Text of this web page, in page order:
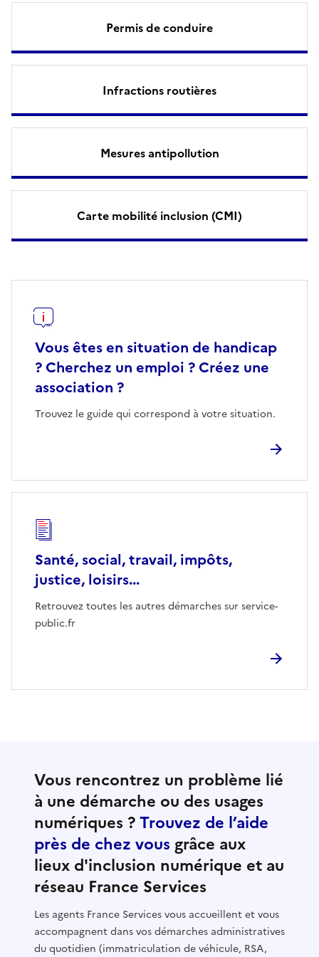
Permis de conduire
Infractions routières
Mesures antipollution
Carte mobilité inclusion (CMI)
Vous êtes en situation de handicap
? Cherchez un emploi ? Créez une
association ?
Trouvez le guide qui correspond à votre situation.
Santé, social, travail, impôts,
justice, loisirs...
Retrouvez toutes les autres démarches sur service-
public.fr
Vous rencontrez un problème lié
à une démarche ou des usages
numériques ?Trouvez de l’aide
près de chez vous grâce aux
lieux d'inclusion numérique et au
réseau France Services
Les agents France Services vous accueillent et vous
accompagnent dans vos démarches administratives
du quotidien (immatriculation de véhicule, RSA,